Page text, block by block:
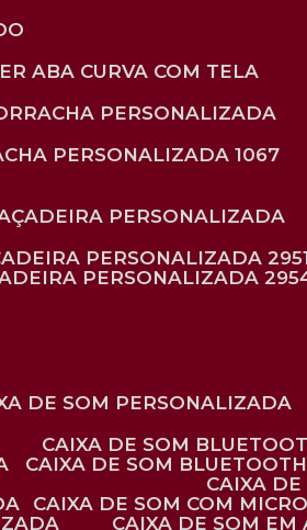
ABA CURVA COM TELA
PERSONALIZADA
PERSONALIZADA 1067
PERSONALIZADA
PERSONALIZADA
PERSONALIZADA
DE SOM PERSONALIZADA
CAIXA DE SOM
CAIXA DE SOM
CAIXA
CAIXA DE SOM COM
CAIXA DE SOM